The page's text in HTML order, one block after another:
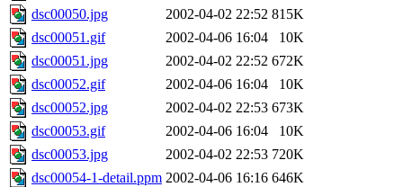
dsc00050.jpg
2002-04-02 22:52 815K
dsc00051.gif
2002-04-06 16:04
10K
dsc00051.jpg
2002-04-02 22:52 672K
dsc00052.gif
2002-04-06 16:04
10K
dsc00052.jpg
2002-04-02 22:53 673K
dsc00053.gif
2002-04-06 16:04
10K
dsc00053.jpg
2002-04-02 22:53 720K
dsc00054-1-detail.ppm 2002-04-06 16:16 646K